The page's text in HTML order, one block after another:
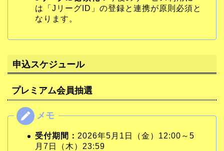
は「JリーグID」の登録と連携が原則必須と
なります。
申込スケジュール
プレミアム会員抽選
受付期間： 2026年5月1日（金）12:00～5
月7日（木）23:59